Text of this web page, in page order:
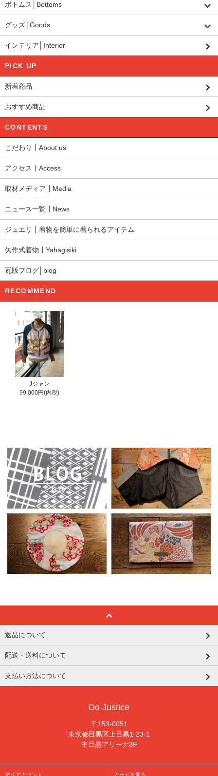
ボトムス│Bottoms
グッズ│Goods
インテリア│Interior
PICK UP
新着商品
おすすめ商品
CONTENTS
こだわり┃About us
アクセス┃Access
取材メディア┃Media
ニュース一覧┃News
ジュエリ┃着物を簡単に着られるアイテム
矢作式着物┃Yahagisiki
瓦版ブログ│blog
RECOMMEND
Jジャン
99,000円(内税)
返品について
配送・送料について
支払い方法について
Do Justice
〒153-0051
東京都目黒区上目黒1-23-1
中目黒アリーナ3F
マイアカウント カートを見る